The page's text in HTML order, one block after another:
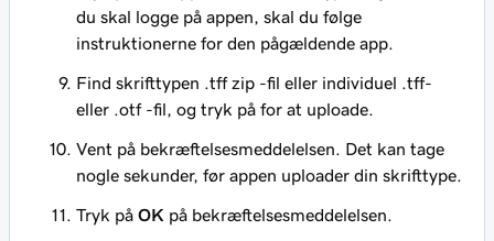
du skal logge på appen, skal du følge
instruktionerne for den pågældende app.
Find skrifttypen .tff zip -fil eller individuel .tff-
eller .otf -fil, og tryk på for at uploade.
Vent på bekræftelsesmeddelelsen. Det kan tage
nogle sekunder, før appen uploader din skrifttype.
Tryk på OK på bekræftelsesmeddelelsen.